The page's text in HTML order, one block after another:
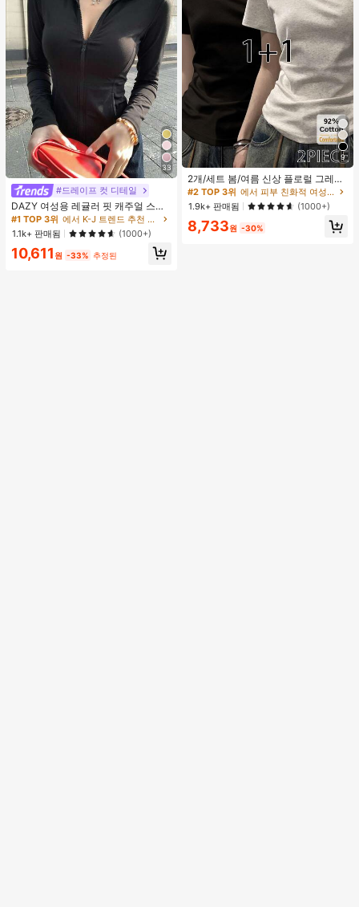
33
#드레이프 컷 디테일
DAZY 여성용 레귤러 핏 캐주얼 스포
츠 지퍼업 봄버 재킷, 봄, 가을 여성 의
류 여성 코트
#1 TOP 3위
에서 K-J 트렌드 추천 상품 여성 아우터웨어
1.1k+ 판매됨
(1000+)
10,611 원 -33% 추정된
9
2개/세트 봄/여름 신상 플로럴 그레이
+ 블랙 반팔 티셔츠, 여성 슬림핏 솔리
드 컬러 언더셔츠 캐주얼
#2 TOP 3위
에서 피부 친화적 여성 상의, 블라우스 & 티
높은 재방문 고객
#2 TOP 3위
에서 피부 친화적 여성 상의, 블라우스 & 티
높은 재방문 고객
#2 TOP 3위
에서 피부 친화적 여성 상의, 블라우스 & 티
높은 재방문 고객
#2 TOP 3위
에서 피부 친화적 여성 상의, 블라우스 & 티
높은 재방문 고객
1.9k+ 판매됨 (1000+)
8,733원 -30%